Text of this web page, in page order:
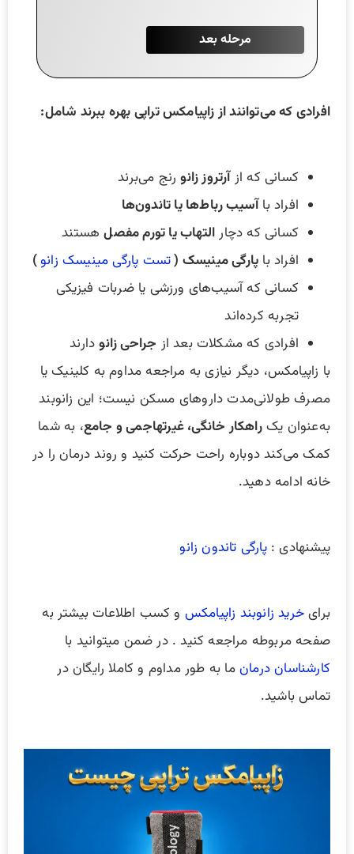
افرادی که می‌توانند از زاپیامکس تراپی بهره ببرند شامل:
کسانی که ازآرتروز زانورنج می‌برند
افراد باآسیب رباط‌ها یا تاندون‌ها
کسانی که دچار التهاب یا تورم مفصلهستند
افراد با پارگی مینیسک (تست پارگی مینیسک زانو)
کسانی که آسیب‌های ورزشی یا ضربات فیزیکی
تجربه کرده‌اند
افرادی که مشکلات بعد از جراحی زانودارند
با زاپیامکس، دیگر نیازی به مراجعه مداوم به کلینیک یا
مصرف طولانی‌مدت داروهای مسکن نیست؛ این زانوبند
به‌عنوان یکراهکار خانگی، غیرتهاجمی و جامع، به شما
کمک می‌کند دوباره راحت حرکت کنید و روند درمان را در
خانه ادامه دهید.
پیشنهادی :پارگی تاندون زانو
برایخرید زانوبند زاپیامکس و کسب اطلاعات بیشتر به
صفحه مربوطه مراجعه کنید . در ضمن میتوانید با
کارشناسان درمانما به طور مداوم و کاملا رایگان در
تماس باشید.